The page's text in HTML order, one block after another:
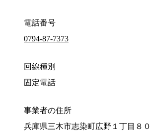
電話番号
0794-87-7373
回線種別
固定電話
事業者の住所
兵庫県三木市志染町広野１丁目８０